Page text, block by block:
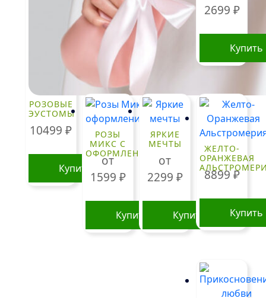
РОЗОВЫЕ
ЭУСТОМЫ
10499₽
Купить
2699 ₽
Купить
РОЗЫ
МИКС С
ОФОРМЛЕНИЕМ
от
1599 ₽
Купить
ЯРКИЕ
МЕЧТЫ
от
2299 ₽
Купить
несколько
ЖЕЛТО-
ОРАНЖЕВАЯ
8899₽
Купить